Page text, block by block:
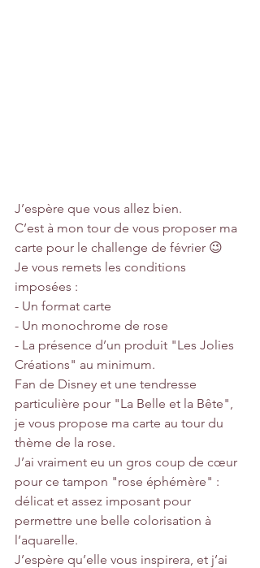
J’espère que vous allez bien.
C’est à mon tour de vous proposer ma
carte pour le challenge de février 😉
Je vous remets les conditions
imposées :
- Un format carte
- Un monochrome de rose
- La présence d’un produit "Les Jolies
Créations" au minimum.
Fan de Disney et une tendresse
particulière pour "La Belle et la Bête",
je vous propose ma carte au tour du
thème de la rose.
J’ai vraiment eu un gros coup de cœur
pour ce tampon "rose éphémère" :
délicat et assez imposant pour
permettre une belle colorisation à
l’aquarelle.
J’espère qu’elle vous inspirera, et j’ai